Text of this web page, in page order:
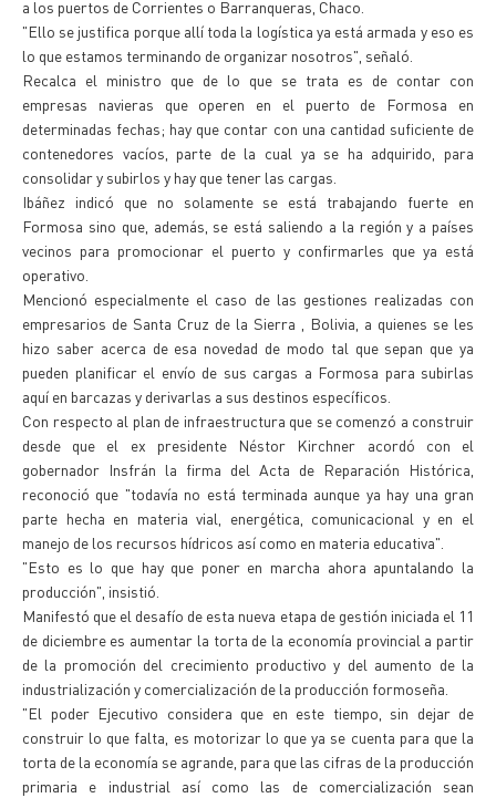
a los puertos de Corrientes o Barranqueras, Chaco.
"Ello se justifica porque allí toda la logística ya está armada y eso es
lo que estamos terminando de organizar nosotros", señaló.
Recalca el ministro que de lo que se trata es de contar con
empresas navieras que operen en el puerto de Formosa en
determinadas fechas; hay que contar con una cantidad suficiente de
contenedores vacíos, parte de la cual ya se ha adquirido, para
consolidar y subirlos y hay que tener las cargas.
Ibáñez indicó que no solamente se está trabajando fuerte en
Formosa sino que, además, se está saliendo a la región y a países
vecinos para promocionar el puerto y confirmarles que ya está
operativo.
Mencionó especialmente el caso de las gestiones realizadas con
empresarios de Santa Cruz de la Sierra , Bolivia, a quienes se les
hizo saber acerca de esa novedad de modo tal que sepan que ya
pueden planificar el envío de sus cargas a Formosa para subirlas
aquí en barcazas y derivarlas a sus destinos específicos.
Con respecto al plan de infraestructura que se comenzó a construir
desde que el ex presidente Néstor Kirchner acordó con el
gobernador Insfrán la firma del Acta de Reparación Histórica,
reconoció que "todavía no está terminada aunque ya hay una gran
parte hecha en materia vial, energética, comunicacional y en el
manejo de los recursos hídricos así como en materia educativa".
"Esto es lo que hay que poner en marcha ahora apuntalando la
producción", insistió.
Manifestó que el desafío de esta nueva etapa de gestión iniciada el 11
de diciembre es aumentar la torta de la economía provincial a partir
de la promoción del crecimiento productivo y del aumento de la
industrialización y comercialización de la producción formoseña.
"El poder Ejecutivo considera que en este tiempo, sin dejar de
construir lo que falta, es motorizar lo que ya se cuenta para que la
torta de la economía se agrande, para que las cifras de la producción
primaria e industrial así como las de comercialización sean